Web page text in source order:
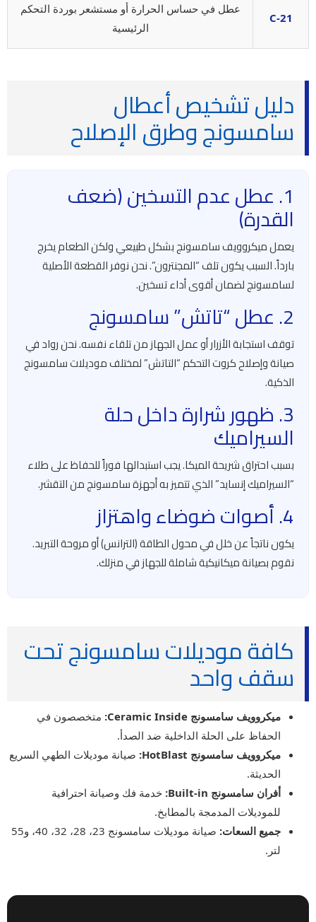
C-21
عطل في حساس الحرارة أو مستشعر بوردة التحكم
الرئيسية
دليل تشخيص أعطال
سامسونج وطرق الإصلاح
1. عطل عدم التسخين (ضعف
القدرة)
يعمل ميكروويف سامسونج بشكل طبيعي ولكن الطعام يخرج
بارداً. السبب يكون تلف “المجنترون”. نحن نوفر القطعة الأصلية
لسامسونج لضمان أقوى أداء تسخين.
2. عطل “تاتش” سامسونج
توقف استجابة الأزرار أو عمل الجهاز من تلقاء نفسه. نحن رواد في
صيانة وإصلاح كروت التحكم “التاتش” لمختلف موديلات سامسونج
الذكية.
3. ظهور شرارة داخل حلة
السيراميك
بسبب احتراق شريحة الميكا. يجب استبدالها فوراً للحفاظ على طلاء
“السيراميك إنسايد” الذي تتميز به أجهزة سامسونج من التقشر.
4. أصوات ضوضاء واهتزاز
يكون ناتجاً عن خلل في محول الطاقة (الترانس) أو مروحة التبريد.
نقوم بصيانة ميكانيكية شاملة للجهاز في منزلك.
كافة موديلات سامسونج تحت
سقف واحد
ميكروويف سامسونج Ceramic Inside:
متخصصون في
الحفاظ على الحلة الداخلية ضد الصدأ.
ميكروويف سامسونج HotBlast:
صيانة موديلات الطهي السريع
الحديثة.
أفران سامسونج Built-in:
خدمة فك وصيانة احترافية
للموديلات المدمجة بالمطابخ.
جميع السعات:
صيانة موديلات سامسونج 23، 28، 32، 40، و55
لتر.